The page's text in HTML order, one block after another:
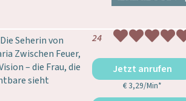
Seherin von
Zwischen Feuer,
– die Frau, die
sieht
24
Jetzt anrufen
€ 3,29/Min*